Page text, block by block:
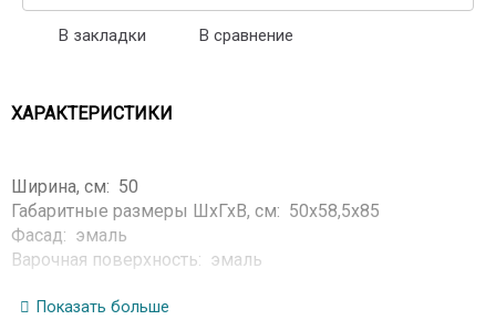
В закладки В сравнение
ХАРАКТЕРИСТИКИ
Ширина, см: 50
Габаритные размеры ШхГхВ, см: 50x58,5x85
Фасад: эмаль
Варочная поверхность: эмаль
Решетки горелок стола: чугунные
Показать больше